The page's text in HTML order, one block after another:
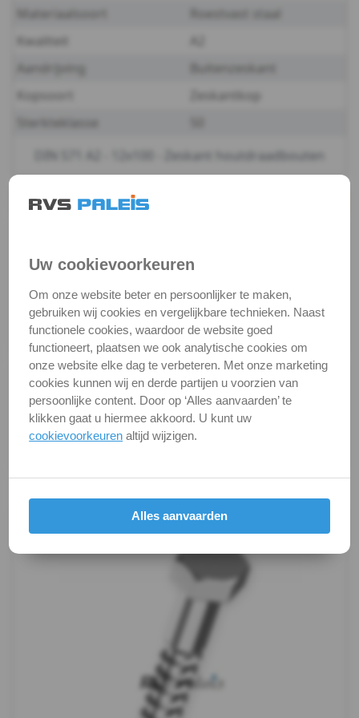
A2
10
DIN
571
A2
-
12
DIN
571
-
A4
Houtschroef
Oogbout
Schroefduim
Schroefhaak
DIN 571 A2 - 12x100 - Zeskant houtdraadbouten
Materiaalsoort
Roestvast staal
Kwaliteit
Aandrijving
Buitenzeskant
Kopsoort
Zeskantkop
Sterkteklasse
Productgegevens
Categorie
Kwaliteit
A2 ( RVS / INOX )
Verpakking
verpakking
Alle maten zijn in millimeters.
Foto's van producten zijn alleen illustraties en
kunnen soms afwijken van het werkelijke object. Het
verandert niets aan hun fundamentele
Uw cookievoorkeuren
Om onze website beter en persoonlijker te maken,
gebruiken wij cookies en vergelijkbare technieken. Naast
functionele cookies, waardoor de website goed
functioneert, plaatsen we ook analytische cookies om
onze website elke dag te verbeteren. Met onze marketing
cookies kunnen wij en derde partijen u voorzien van
persoonlijke content. Door op ‘Alles aanvaarden’ te
klikken gaat u hiermee akkoord. U kunt uw
cookievoorkeuren altijd wijzigen.
Alles aanvaarden